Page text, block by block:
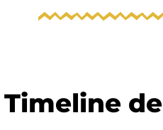
Timeline